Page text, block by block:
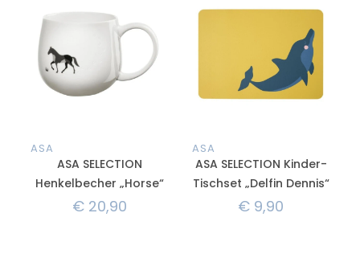
ASA
ASA SELECTION
Henkelbecher „Horse“
€20,90
ASA
ASA SELECTION Kinder-
Tischset „Delfin Dennis“
€ 9,90